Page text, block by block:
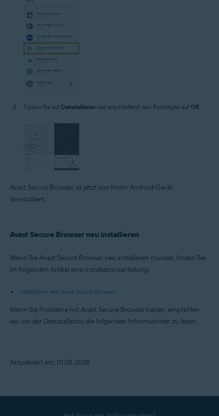
Tippen Sie auf Deinstallieren und anschließend zum Bestätigen auf OK.
Avast Secure Browser ist jetzt von Ihrem Android-Gerät
deinstalliert.
Avast Secure Browser neu installieren
Wenn Sie Avast Secure Browser neu installieren müssen, finden Sie
im folgenden Artikel eine Installationsanleitung:
Installation von Avast Secure Browser
Wenn Sie Probleme mit Avast Secure Browser haben, empfehlen
wir, vor der Deinstallation die folgenden Informationen zu lesen:
Aktualisiert am: 01.06.2026